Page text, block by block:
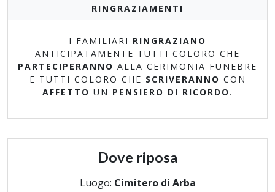
RINGRAZIAMENTI
I FAMILIARI RINGRAZIANO
ANTICIPATAMENTE TUTTI COLORO CHE
PARTECIPERANNO ALLA CERIMONIA FUNEBRE
E TUTTI COLORO CHE SCRIVERANNO CON
AFFETTO UN PENSIERO DI RICORDO .
Dove riposa
Luogo: Cimitero di Arba